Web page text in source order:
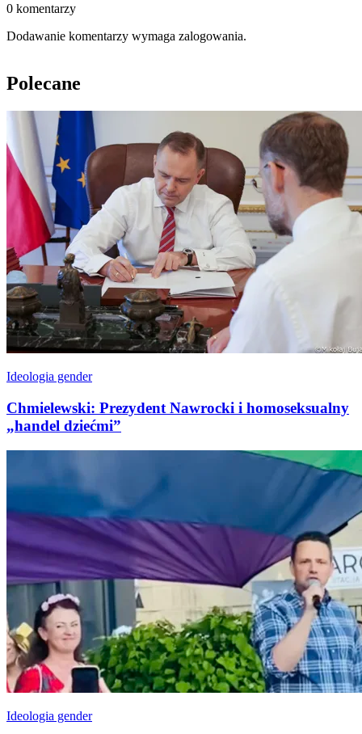
0 komentarzy
Dodawanie komentarzy wymaga zalogowania.
Polecane
Ideologia gender
Chmielewski: Prezydent Nawrocki i homoseksualny
„handel dziećmi”
Ideologia gender